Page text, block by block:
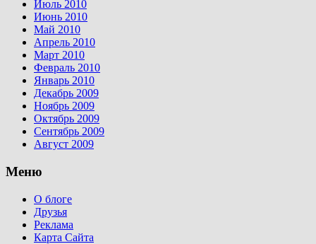
Июль 2010
Июнь 2010
Май 2010
Апрель 2010
Март 2010
Февраль 2010
Январь 2010
Декабрь 2009
Ноябрь 2009
Октябрь 2009
Сентябрь 2009
Август 2009
Меню
О блоге
Друзья
Реклама
Карта Сайта